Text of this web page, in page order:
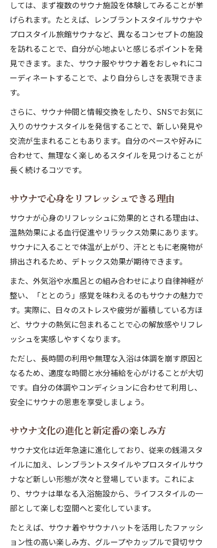
しては、まず複数のサウナ施設を体験してみることが挙
げられます。たとえば、レンブラントスタイルサウナや
プロスタイル旅館サウナなど、異なるコンセプトの施設
を訪れることで、自分が心地よいと感じるポイントを発
見できます。また、サウナ服やサウナ着をおしゃれにコ
ーディネートすることで、より自分らしさを表現できま
す。
さらに、サウナ仲間と情報交換をしたり、SNSでお気に
入りのサウナスタイルを発信することで、新しい発見や
交流が生まれることもあります。自分のペースや好みに
合わせて、無理なく楽しめるスタイルを見つけることが
長く続けるコツです。
サウナで心身をリフレッシュできる理由
サウナが心身のリフレッシュに効果的とされる理由は、
温熱効果による血行促進やリラックス効果にあります。
サウナに入ることで体温が上がり、汗とともに老廃物が
排出されるため、デトックス効果が期待できます。
また、外気浴や水風呂との組み合わせにより自律神経が
整い、「ととのう」感覚を味わえるのもサウナの魅力で
す。実際に、日々のストレスや疲労が蓄積している方ほ
ど、サウナの熱気に包まれることで心の解放感やリフレ
ッシュを実感しやすくなります。
ただし、長時間の利用や無理な入浴は体調を崩す原因と
なるため、適度な時間と水分補給を心がけることが大切
です。自分の体調やコンディションに合わせて利用し、
安全にサウナの恩恵を享受しましょう。
サウナ文化の進化と新定番の楽しみ方
サウナ文化は近年急速に進化しており、従来の銭湯スタ
イルに加え、レンブラントスタイルやプロスタイルサウ
ナなど新しい形態が次々と登場しています。これによ
り、サウナは単なる入浴施設から、ライフスタイルの一
部として楽しむ空間へと変化しています。
たとえば、サウナ着やサウナハットを活用したファッシ
ョン性の高い楽しみ方、グループやカップルで貸切サウ